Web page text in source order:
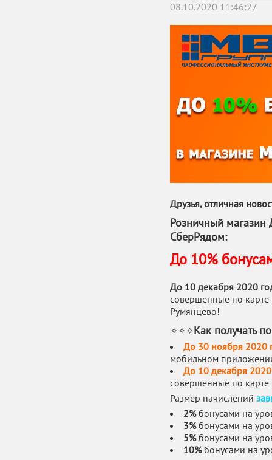
08.10.2020 11:46:27
Друзья, отличная
Розничный магазин
СберРядом:
До 10%
До 10 декабря 2020
совершенные по карте
Румянцево!
✧✧✧Как получать
До 30 ноября 2020
мобильном
До 10 декабря
совершенные по
Размер начислений
2%бонусами на
3%бонусами на
5%бонусами на
10%бонусами на